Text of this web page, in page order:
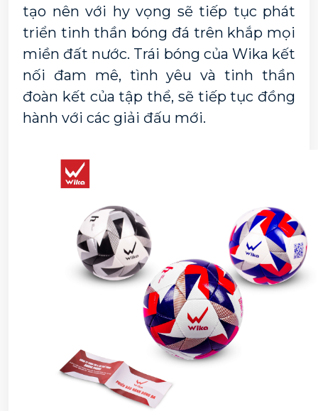
tạo nên với hy vọng sẽ tiếp tục phát
triển tinh thần bóng đá trên khắp mọi
miền đất nước. Trái bóng của Wika kết
nối đam mê, tình yêu và tinh thần
đoàn kết của tập thể, sẽ tiếp tục đồng
hành với các giải đấu mới.